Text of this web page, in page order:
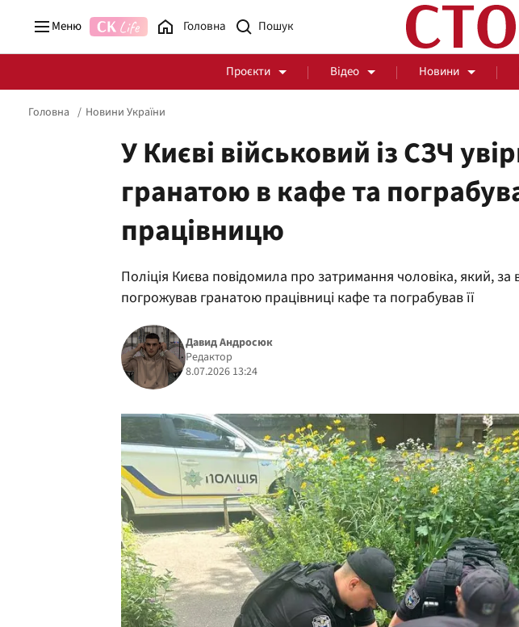
Меню Головна
Проєкти Відео Новини
Стоп Політичній Корупції Чесні закупівлі За
Здоров'я
Головна Новини України
У Києві військовий із СЗЧ
гранатою в кафе та
працівницю
Поліція Києва повідомила про затримання чоловіка, який, за
погрожував гранатою працівниці кафе та пограбував її
Давид Андросюк
Редактор
8.07.2026 13:24